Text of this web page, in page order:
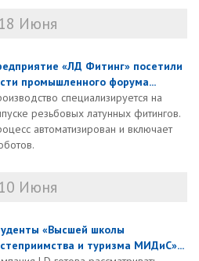
Июня
«ЛД Фитинг» посетили
промышленного форума...
специализируется на
резьбовых латунных фитингов.
автоматизирован и включает
Июня
«Высшей школы
и туризма МИДиС»...